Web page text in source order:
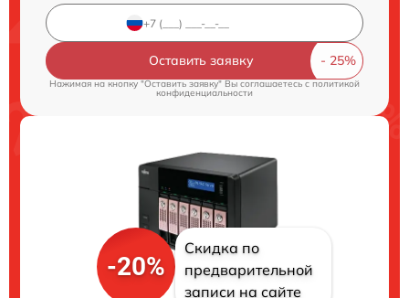
Оставить заявку
Нажимая на кнопку "Оставить заявку" Вы соглашаетесь cполитикой
конфиденциальности
-20%
Скидка по
предварительной
записи на сайте